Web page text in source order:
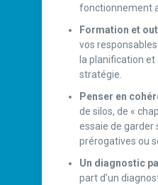
fonctionnement
Formation et
vos
la planification et
stratégie.
Penser en
de silos, de «
essaie de garder
prérogatives ou
Un diagnostic
part d’un